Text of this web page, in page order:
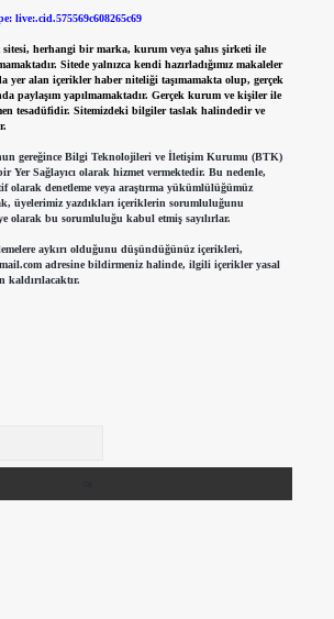
live:.cid.575569c608265c69
herhangi bir marka, kurum veya şahıs şirketi ile
Sitede yalnızca kendi hazırladığımız makaleler
yer alan içerikler haber niteliği taşımamakta olup, gerçek
paylaşım yapılmamaktadır. Gerçek kurum ve kişiler ile
tesadüfidir. Sitemizdeki bilgiler taslak halindedir ve
gereğince Bilgi Teknolojileri ve İletişim Kurumu (BTK)
Yer Sağlayıcı olarak hizmet vermektedir. Bu nedenle,
olarak denetleme veya araştırma yükümlülüğümüz
üyelerimiz yazdıkları içeriklerin sorumluluğunu
olarak bu sorumluluğu kabul etmiş sayılırlar.
aykırı olduğunu düşündüğünüz içerikleri,
adresine bildirmeniz halinde, ilgili içerikler yasal
kaldırılacaktır.